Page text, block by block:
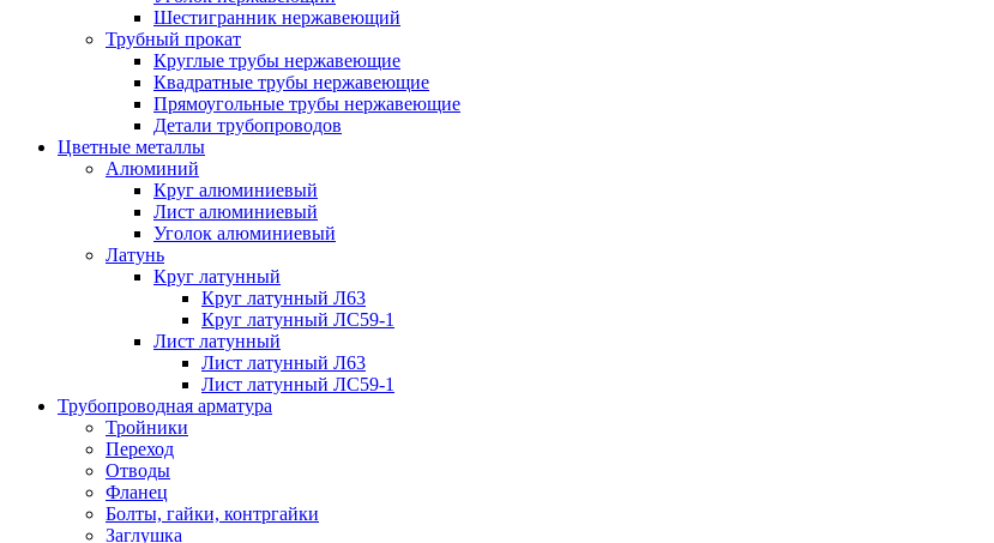
Шестигранник нержавеющий
Трубный прокат
Круглые трубы нержавеющие
Квадратные трубы нержавеющие
Прямоугольные трубы нержавеющие
Детали трубопроводов
Цветные металлы
Алюминий
Круг алюминиевый
Лист алюминиевый
Уголок алюминиевый
Латунь
Круг латунный
Круг латунный Л63
Круг латунный ЛС59-1
Лист латунный
Лист латунный Л63
Лист латунный ЛС59-1
Трубопроводная арматура
Тройники
Переход
Отводы
Фланец
Болты, гайки, контргайки
Заглушка